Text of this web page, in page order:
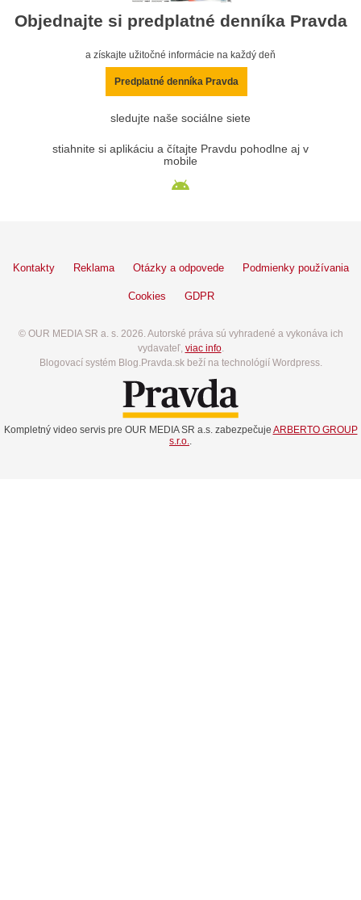
Objednajte si predplatné denníka Pravda
a získajte užitočné informácie na každý deň
Predplatné denníka Pravda
sledujte naše sociálne siete
stiahnite si aplikáciu a čítajte Pravdu pohodlne aj v
mobile
Kontakty Reklama Otázky a odpovede Podmienky používania
Cookies GDPR
© OUR MEDIA SR a. s. 2026. Autorské práva sú vyhradené a vykonáva ich
vydavateľ, viac info.
Blogovací systém Blog.Pravda.sk beží na technológií Wordpress.
Kompletný video servis pre OUR MEDIA SR a.s. zabezpečuje ARBERTO GROUP
s.r.o..